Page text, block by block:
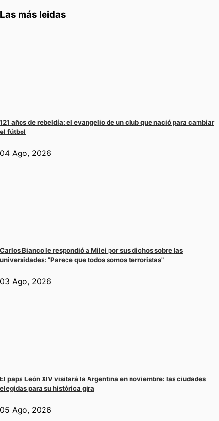
Las más leidas
121 años de rebeldía: el evangelio de un club que nació para cambiar
el fútbol
04 Ago, 2026
Carlos Bianco le respondió a Milei por sus dichos sobre las
universidades: "Parece que todos somos terroristas"
03 Ago, 2026
El papa León XIV visitará la Argentina en noviembre: las ciudades
elegidas para su histórica gira
05 Ago, 2026